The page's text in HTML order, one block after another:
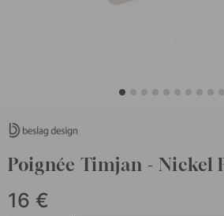
Poignée Timjan - Nickel
16 €